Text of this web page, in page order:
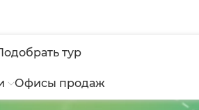
тур
Офисы продаж